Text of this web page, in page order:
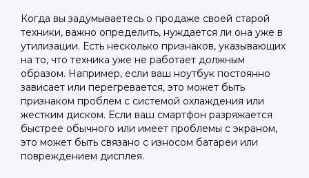
Когда вы задумываетесь о продаже своей старой
техники, важно определить, нуждается ли она уже в
утилизации. Есть несколько признаков, указывающих
на то, что техника уже не работает должным
образом. Например, если ваш ноутбук постоянно
зависает или перегревается, это может быть
признаком проблем с системой охлаждения или
жестким диском. Если ваш смартфон разряжается
быстрее обычного или имеет проблемы с экраном,
это может быть связано с износом батареи или
повреждением дисплея.